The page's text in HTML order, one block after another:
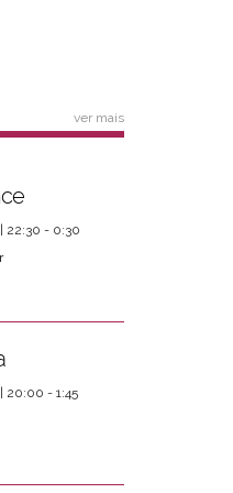
ver mais
22:30 - 0:30
20:00 - 1:45